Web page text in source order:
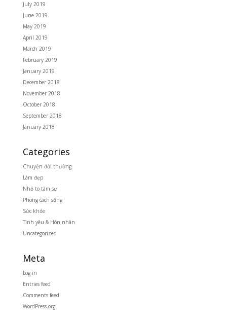
July 2019
June 2019
May 2019
April 2019
March 2019
February 2019
January 2019
December 2018
November 2018
October 2018
September 2018
January 2018
Categories
Chuyện đời thường
Làm đẹp
Nhỏ to tâm sự
Phong cách sống
Sức khỏe
Tình yêu & Hôn nhân
Uncategorized
Meta
Log in
Entries feed
Comments feed
WordPress.org